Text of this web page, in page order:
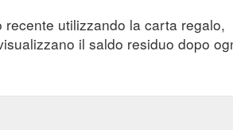
utilizzando la carta regalo,
il saldo residuo dopo